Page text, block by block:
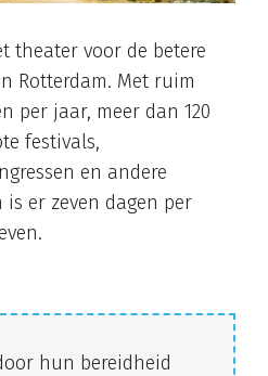
theater voor de betere
Rotterdam. Met ruim
per jaar, meer dan 120
festivals,
en andere
er zeven dagen per
hun bereidheid